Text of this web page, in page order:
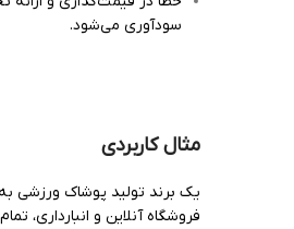
سودآوری می‌شود.
مثال کاربردی
فروشگاه آنلاین و